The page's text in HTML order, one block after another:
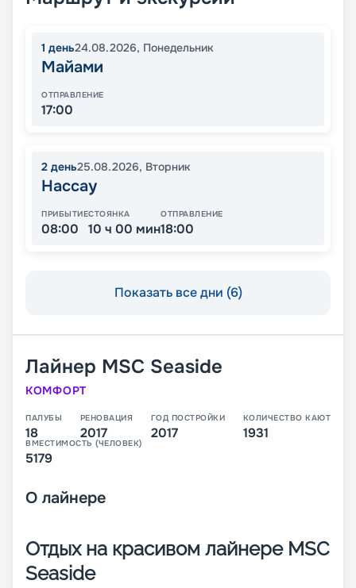
1 день24.08.2026, Понедельник
Майами
ОТПРАВЛЕНИЕ
17:00
2 день25.08.2026, Вторник
Нассау
ПРИБЫТИЕ
08:00
СТОЯНКА
10 ч 00 мин
ОТПРАВЛЕНИЕ
18:00
Показать все дни (6)
Лайнер MSC Seaside
КОМФОРТ
ПАЛУБЫ
18
РЕНОВАЦИЯ
2017
ГОД ПОСТРОЙКИ
2017
КОЛИЧЕСТВО КАЮТ
1931
ВМЕСТИМОСТЬ (ЧЕЛОВЕК)
5179
О лайнере
Отдых на красивом лайнере MSC
Seaside